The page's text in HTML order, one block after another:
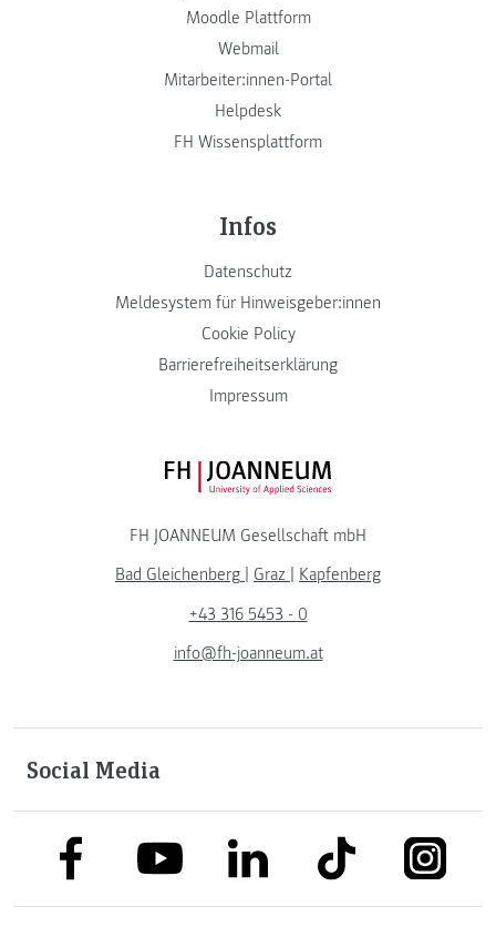
Moodle Plattform
Webmail
Mitarbeiter:innen-Portal
Helpdesk
FH Wissensplattform
Infos
Datenschutz
Meldesystem für Hinweisgeber:innen
Cookie Policy
Barrierefreiheitserklärung
Impressum
FH JOANNEUM Logo
FH JOANNEUM Gesellschaft mbH
Bad Gleichenberg
Graz
Kapfenberg
+43 316 5453 - 0
info@fh-joanneum.at
Social Media
link to facebooklink to youtubelink to linkedinlink to tiktok